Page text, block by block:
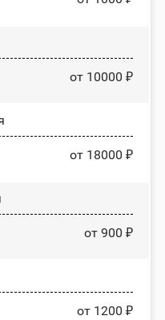
от 10000 ₽
от 18000 ₽
от 900 ₽
от 1200 ₽